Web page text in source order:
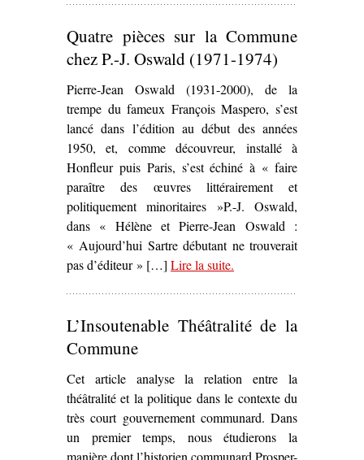
La Chanson au
Quatre pièces sur la Commune
chez P.-J. Oswald (1971-1974)
Pierre-Jean Oswald (1931-2000), de la
trempe du fameux François Maspero, s’est
lancé dans l’édition au début des années
1950, et, comme découvreur, installé à
Honfleur puis Paris, s’est échiné à « faire
paraître des œuvres littérairement et
politiquement minoritaires »P.-J. Oswald,
dans « Hélène et Pierre-Jean Oswald :
« Aujourd’hui Sartre débutant ne trouverait
pas d’éditeur » […] Lire la suite– ‘Quatre pièces sur la
.
L’Insoutenable Théâtralité de la
Commune
Cet article analyse la relation entre la
théâtralité et la politique dans le contexte du
très court gouvernement communard. Dans
un premier temps, nous étudierons la